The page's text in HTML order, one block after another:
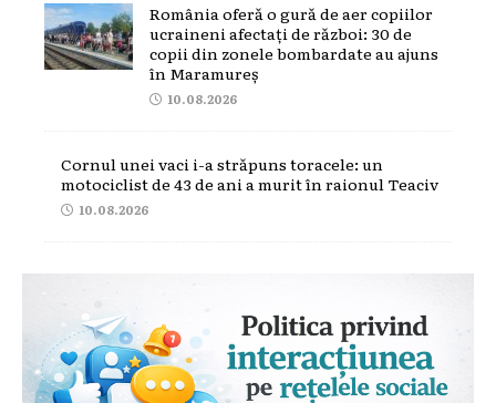
România oferă o gură de aer copiilor
ucraineni afectați de război: 30 de
copii din zonele bombardate au ajuns
în Maramureș
10.08.2026
Cornul unei vaci i-a străpuns toracele: un
motociclist de 43 de ani a murit în raionul Teaciv
10.08.2026